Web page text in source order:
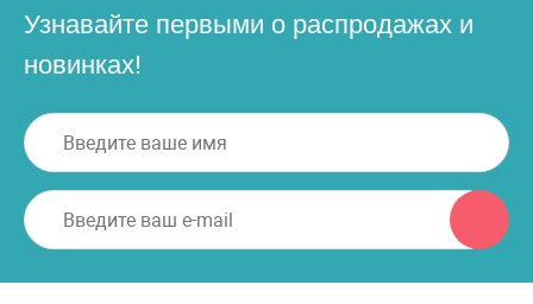
Узнавайте первыми о распродажах и
новинках!